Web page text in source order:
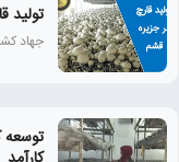
تولید
جهاد
توسعه